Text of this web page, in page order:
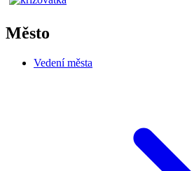
Město
Vedení města